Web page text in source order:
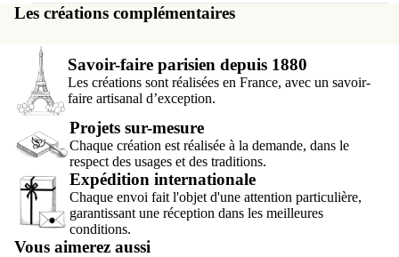
Les créations complémentaires
Savoir-faire parisien depuis 1880
Les créations sont réalisées en France, avec un savoir-
faire artisanal d’exception.
Projets sur-mesure
Chaque création est réalisée à la demande, dans le
respect des usages et des traditions.
Expédition internationale
Chaque envoi fait l'objet d'une attention particulière,
garantissant une réception dans les meilleures
conditions.
Vous aimerez aussi